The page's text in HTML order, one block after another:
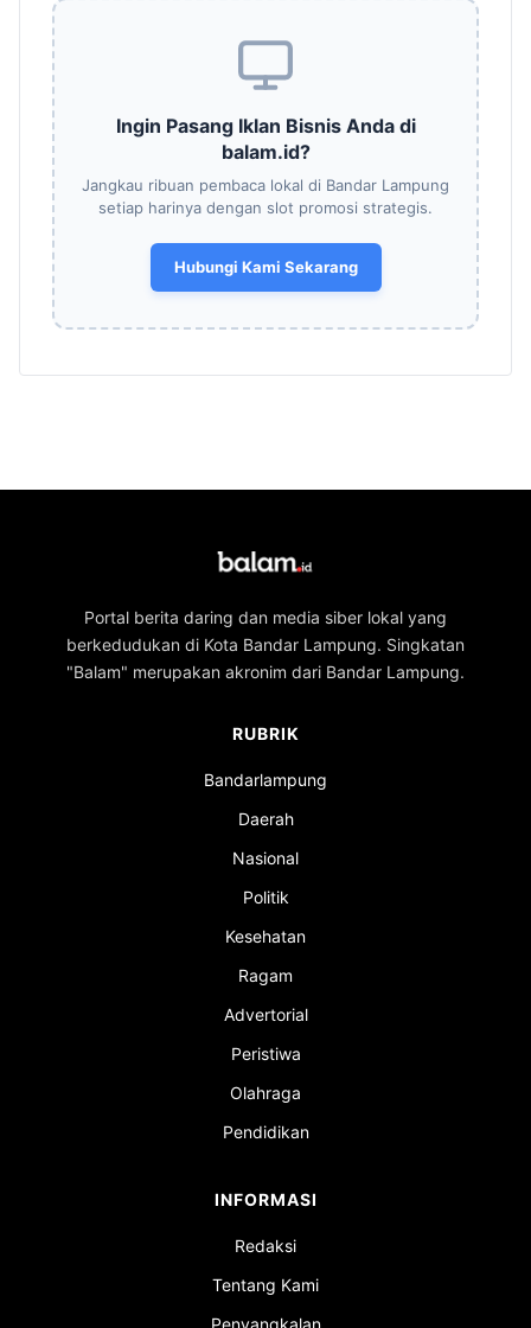
Ingin Pasang Iklan Bisnis Anda di
balam.id?
Jangkau ribuan pembaca lokal di Bandar Lampung
setiap harinya dengan slot promosi strategis.
Hubungi Kami Sekarang
Portal berita daring dan media siber lokal yang
berkedudukan di Kota Bandar Lampung. Singkatan
"Balam" merupakan akronim dari Bandar Lampung.
RUBRIK
Bandarlampung
Daerah
Nasional
Politik
Kesehatan
Ragam
Advertorial
Peristiwa
Olahraga
Pendidikan
INFORMASI
Redaksi
Tentang Kami
Penyangkalan